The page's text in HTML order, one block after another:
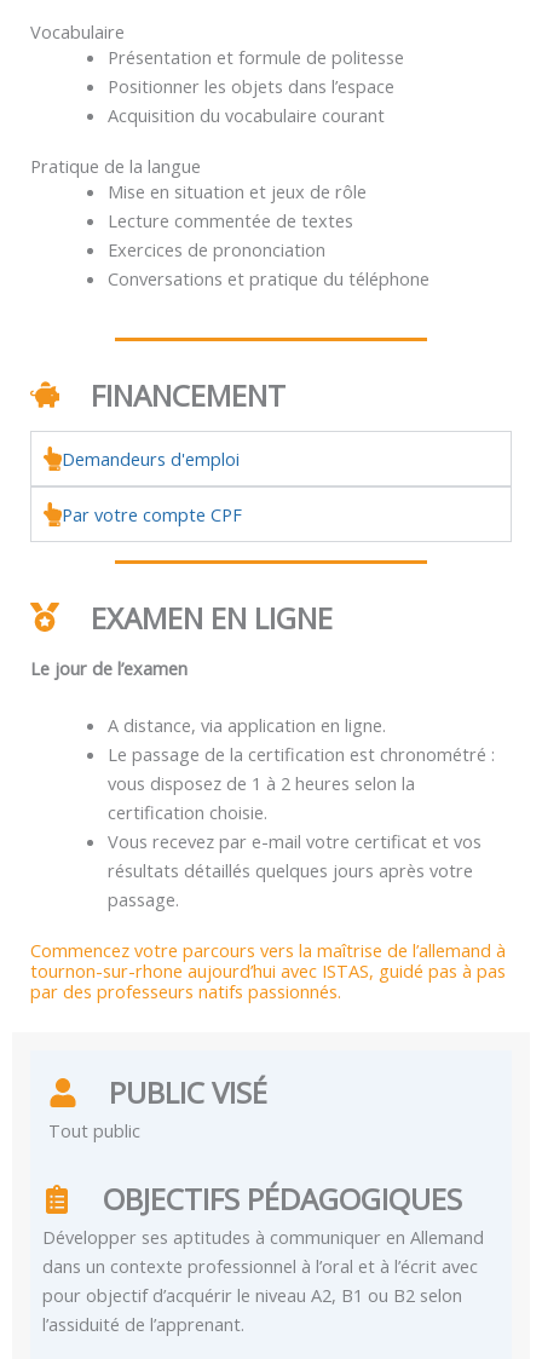
Vocabulaire
Présentation et formule de politesse
Positionner les objets dans l’espace
Acquisition du vocabulaire courant
Pratique de la langue
Mise en situation et jeux de rôle
Lecture commentée de textes
Exercices de prononciation
Conversations et pratique du téléphone
FINANCEMENT
Demandeurs d'emploi
Par votre compte CPF
EXAMEN EN LIGNE
Le jour de l’examen
A distance, via application en ligne.
Le passage de la certification est chronométré :
vous disposez de 1 à 2 heures selon la
certification choisie.
Vous recevez par e-mail votre certificat et vos
résultats détaillés quelques jours après votre
passage.
Commencez votre parcours vers la maîtrise de l’allemand à
tournon-sur-rhone aujourd’hui avec ISTAS, guidé pas à pas
par des professeurs natifs passionnés.
PUBLIC VISÉ
Tout public
OBJECTIFS PÉDAGOGIQUES
Développer ses aptitudes à communiquer en Allemand
dans un contexte professionnel à l’oral et à l’écrit avec
pour objectif d’acquérir le niveau A2, B1 ou B2 selon
l’assiduité de l’apprenant.